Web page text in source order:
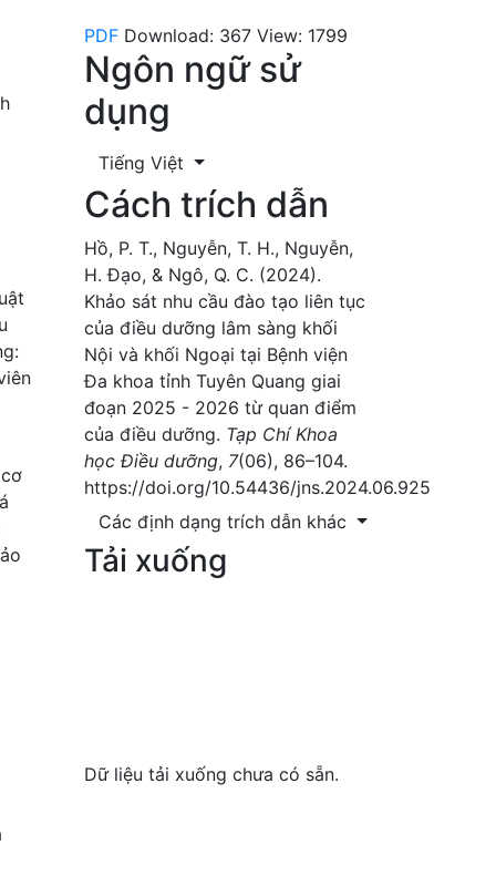
PDF Download: 367 View: 1799
Ngôn ngữ sử
dụng
Tiếng Việt
Cách trích dẫn
Hồ, P. T., Nguyễn, T. H., Nguyễn,
H. Đạo, & Ngô, Q. C. (2024).
Khảo sát nhu cầu đào tạo liên tục
của điều dưỡng lâm sàng khối
Nội và khối Ngoại tại Bệnh viện
Đa khoa tỉnh Tuyên Quang giai
đoạn 2025 - 2026 từ quan điểm
của điều dưỡng. Tạp Chí Khoa
học Điều dưỡng, 7(06), 86–104.
https://doi.org/10.54436/jns.2024.06.925
Các định dạng trích dẫn khác
Tải xuống
Dữ liệu tải xuống chưa có sẵn.